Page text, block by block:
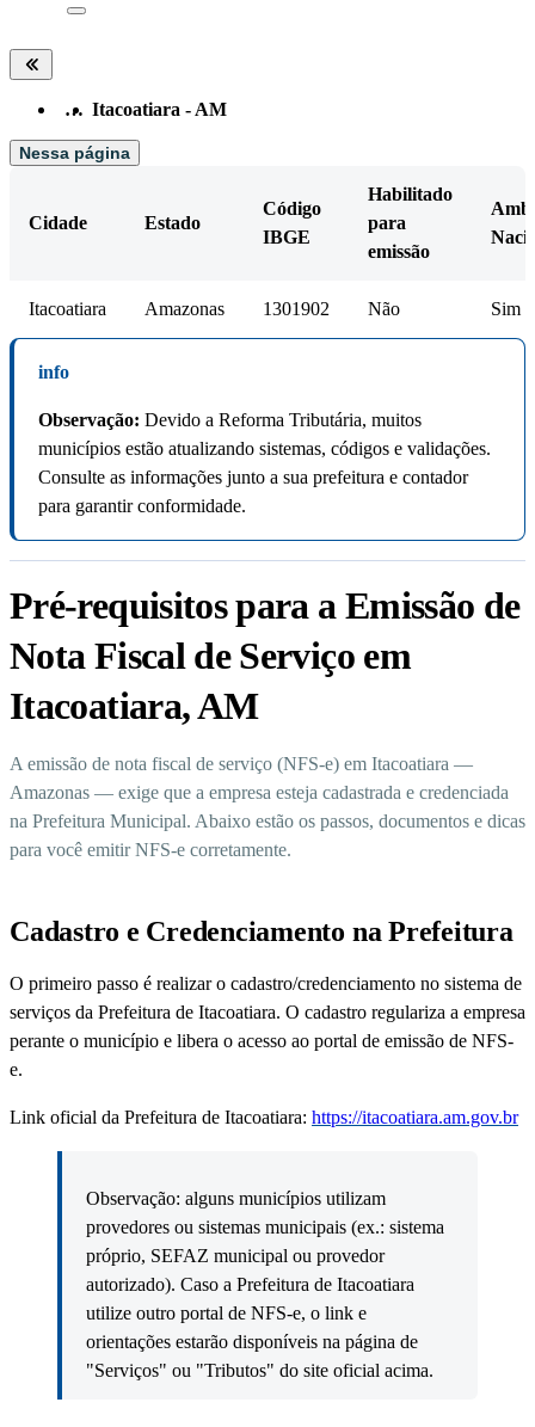
… Itacoatiara - AM
Nessa página
Cidade Estado
Código
IBGE
Habilitado
para
emissão
Amb.
Itacoatiara Amazonas 1301902 Não Sim
info
Observação: Devido a Reforma Tributária, muitos
municípios estão atualizando sistemas, códigos e validações.
Consulte as informações junto a sua prefeitura e contador
para garantir conformidade.
Pré-requisitos para a Emissão de
Nota Fiscal de Serviço em
Itacoatiara, AM
A emissão de nota fiscal de serviço (NFS-e) em Itacoatiara —
Amazonas — exige que a empresa esteja cadastrada e credenciada
na Prefeitura Municipal. Abaixo estão os passos, documentos e dicas
para você emitir NFS-e corretamente.
Cadastro e Credenciamento na Prefeitura
O primeiro passo é realizar o cadastro/credenciamento no sistema de
serviços da Prefeitura de Itacoatiara. O cadastro regulariza a empresa
perante o município e libera o acesso ao portal de emissão de NFS-
e.
Link oficial da Prefeitura de Itacoatiara: https://itacoatiara.am.gov.br
Observação: alguns municípios utilizam
provedores ou sistemas municipais (ex.: sistema
próprio, SEFAZ municipal ou provedor
autorizado). Caso a Prefeitura de Itacoatiara
utilize outro portal de NFS-e, o link e
orientações estarão disponíveis na página de
"Serviços" ou "Tributos" do site oficial acima.